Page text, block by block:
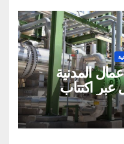
المدنية
عبر اكتتاب